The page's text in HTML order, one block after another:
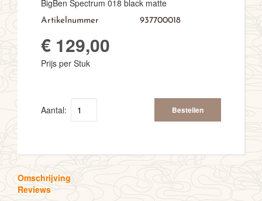
BigBen Spectrum 018 black matte
Artikelnummer 937700018
€ 129,00
Prijs per Stuk
Aantal: Bestellen
Omschrijving
Reviews